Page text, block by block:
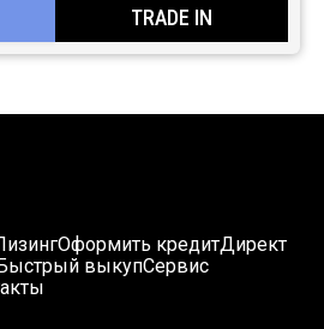
TRADE IN
Оформить кредитДирект
выкупСервис